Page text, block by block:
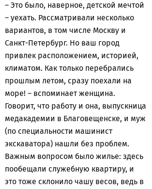
– Это было, наверное, детской мечтой
– уехать. Рассматривали несколько
вариантов, в том числе Москву и
Санкт-Петербург. Но ваш город
привлек расположением, историей,
климатом. Как только перебрались
прошлым летом, сразу поехали на
море! – вспоминает женщина.
Говорит, что работу и она, выпускница
медакадемии в Благовещенске, и муж
(по специальности машинист
экскаватора) нашли без проблем.
Важным вопросом было жилье: здесь
пообещали служебную квартиру, и
это тоже склонило чашу весов, ведь в